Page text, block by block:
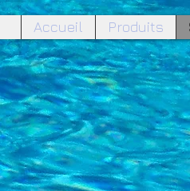
Accueil Produits